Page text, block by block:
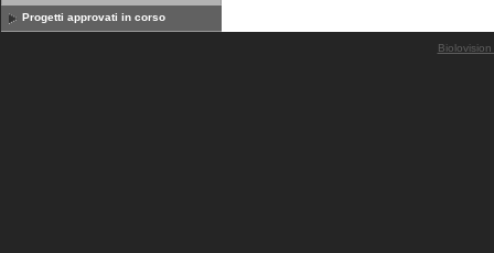
Progetti approvati in corso
Biolovision